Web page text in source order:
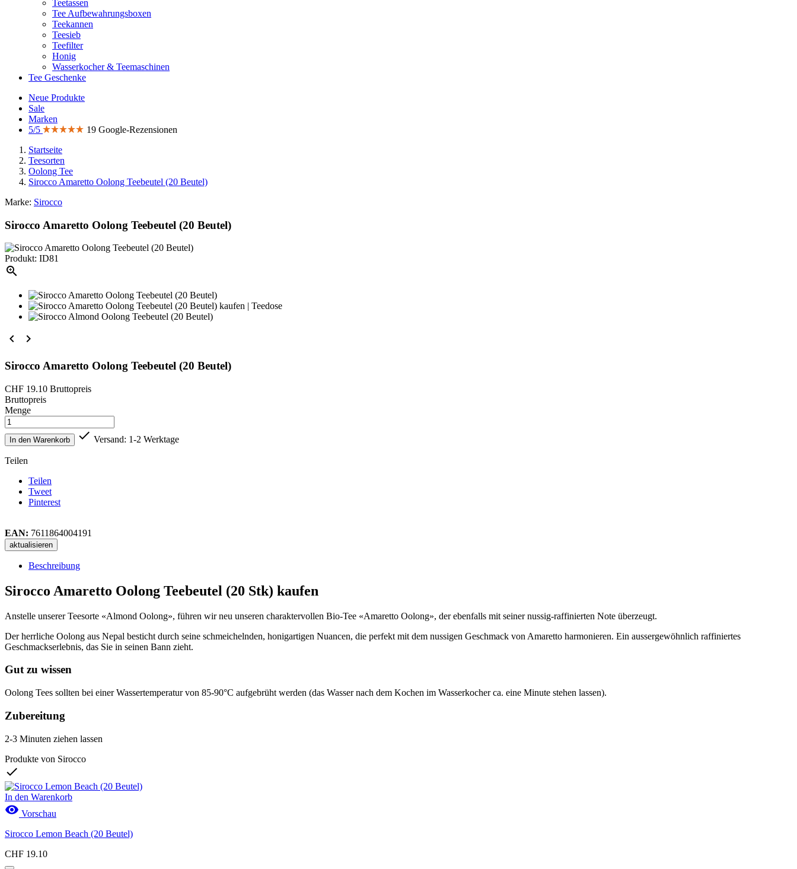
Teetassen
Tee Aufbewahrungsboxen
Teekannen
Teesieb
Teefilter
Honig
Wasserkocher & Teemaschinen
Tee Geschenke
Neue Produkte
Sale
Marken
5/5
19 Google-Rezensionen
Startseite
Teesorten
Oolong Tee
Sirocco Amaretto Oolong Teebeutel (20 Beutel)
Marke: Sirocco
Sirocco Amaretto Oolong Teebeutel (20 Beutel)
Produkt: ID81

 
Sirocco Amaretto Oolong Teebeutel (20 Beutel)
CHF 19.10 Bruttopreis
Bruttopreis
Menge
In den Warenkorb  Versand: 1-2 Werktage
Teilen
Teilen
Tweet
Pinterest
EAN: 7611864004191
Beschreibung
Sirocco Amaretto Oolong Teebeutel (20 Stk) kaufen
Anstelle unserer Teesorte «Almond Oolong», führen wir neu unseren charaktervollen Bio-Tee «Amaretto Oolong», der ebenfalls mit seiner nussig-raffinierten Note überzeugt.
Der herrliche Oolong aus Nepal besticht durch seine schmeichelnden, honigartigen Nuancen, die perfekt mit dem nussigen Geschmack von Amaretto harmonieren. Ein aussergewöhnlich raffiniertes
Geschmackserlebnis, das Sie in seinen Bann zieht.
Gut zu wissen
Oolong Tees sollten bei einer Wassertemperatur von 85-90°C aufgebrüht werden (das Wasser nach dem Kochen im Wasserkocher ca. eine Minute stehen lassen).
Zubereitung
2-3 Minuten ziehen lassen
Produkte von Sirocco

In den Warenkorb
 Vorschau
Sirocco Lemon Beach (20 Beutel)
CHF 19.10